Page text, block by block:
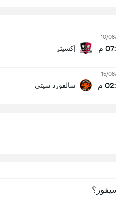
10/
م إكسيتر
15/
م سالفورد سيتي